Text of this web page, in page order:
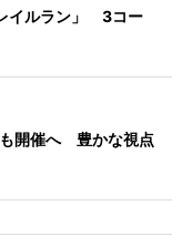
イルラン」 3コー
も開催へ 豊かな視点